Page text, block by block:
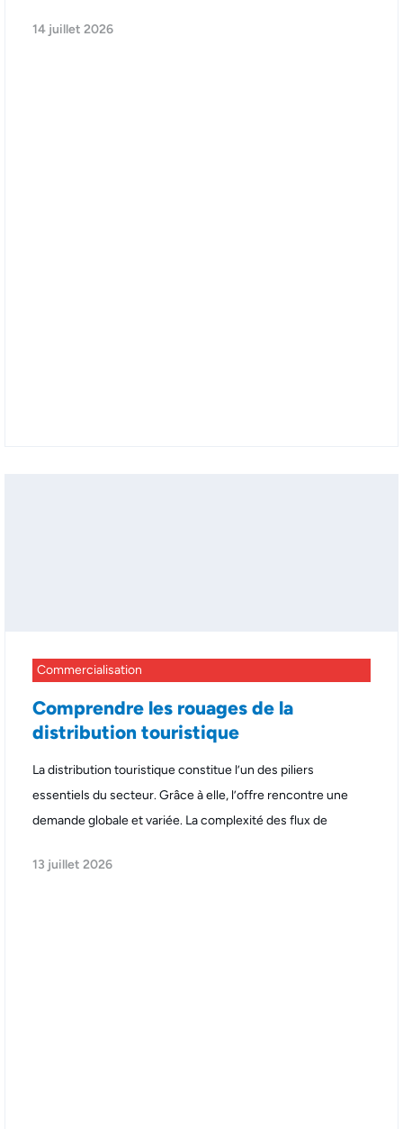
14 juillet 2026
Commercialisation
Comprendre les rouages de la
distribution touristique
La distribution touristique constitue l’un des piliers
essentiels du secteur. Grâce à elle, l’offre rencontre une
demande globale et variée. La complexité des flux de
13 juillet 2026